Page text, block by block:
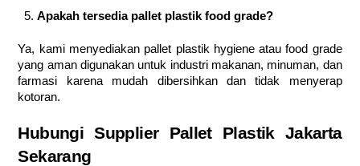
Apakah tersedia pallet plastik food grade?
Ya, kami menyediakan pallet plastik hygiene atau food grade
yang aman digunakan untuk industri makanan, minuman, dan
farmasi karena mudah dibersihkan dan tidak menyerap
kotoran.
Hubungi Supplier Pallet Plastik Jakarta
Sekarang